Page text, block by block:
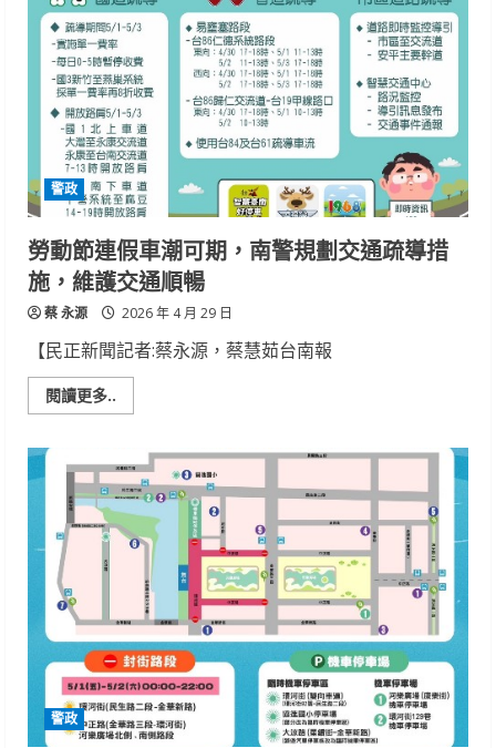
警
勤
輔
助
系
統
運
用
智
慧
科
技
建
構
城
市
安
全
巡
邏
警政
勞動節連假車潮可期，南警規劃交通疏導措
施，維護交通順暢
蔡 永源 2026 年 4 月 29 日
【民正新聞記者:蔡永源，蔡慧茹台南報
閱讀更多..
more
節
連
假
車
潮
可
劃
交
通
疏
導
措
施，
維
警政